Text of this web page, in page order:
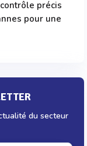
précis
pour une
du secteur